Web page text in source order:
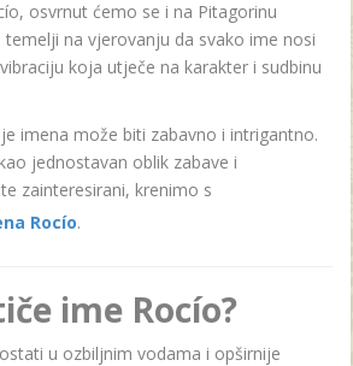
osvrnut ćemo se i na Pitagorinu
na vjerovanju da svako ime nosi
koja utječe na karakter i sudbinu
imena može biti zabavno i intrigantno.
jednostavan oblik zabave i
zainteresirani, krenimo s
Rocío.
ime Rocío?
u ozbiljnim vodama i opširnije